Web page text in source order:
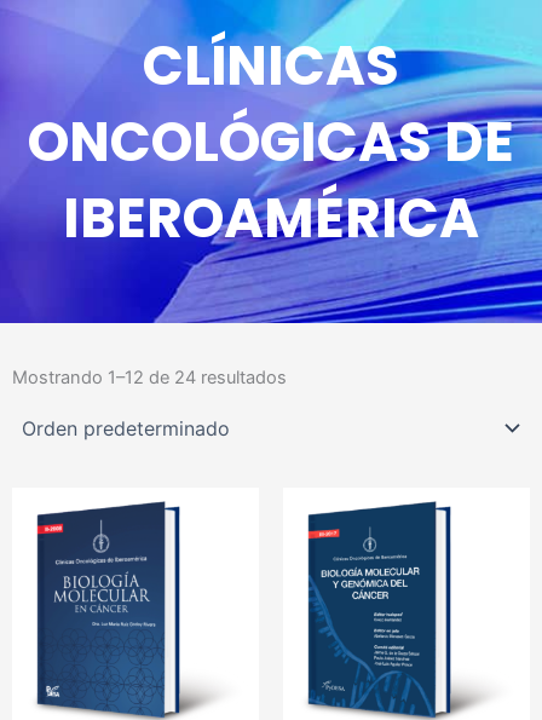
CLÍNICAS
ONCOLÓGICAS DE
IBEROAMÉRICA
Mostrando 1–12 de 24 resultados